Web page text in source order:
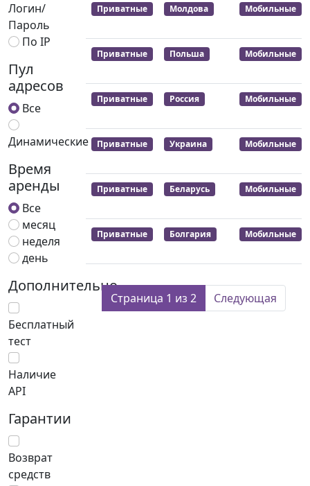
Логин/
Пароль
По IP
Пул
адресов
Все
Динамические
Время
аренды
Все
месяц
неделя
день
Дополнительно
Бесплатный
тест
Наличие
API
Гарантии
Возврат
средств
Приватные Молдова Мобильные
Приватные Польша Мобильные
Приватные Россия Мобильные
Приватные Украина Мобильные
Приватные Беларусь Мобильные
Приватные Болгария Мобильные
Страница 1 из 2 Следующая